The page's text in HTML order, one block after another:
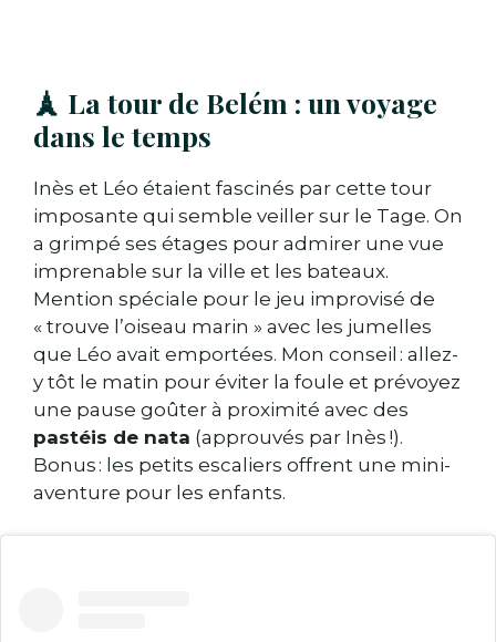
🗼 La tour de Belém : un voyage
dans le temps
Inès et Léo étaient fascinés par cette tour
imposante qui semble veiller sur le Tage. On
a grimpé ses étages pour admirer une vue
imprenable sur la ville et les bateaux.
Mention spéciale pour le jeu improvisé de
« trouve l’oiseau marin » avec les jumelles
que Léo avait emportées. Mon conseil : allez-
y tôt le matin pour éviter la foule et prévoyez
une pause goûter à proximité avec des
pastéis de nata (approuvés par Inès !).
Bonus : les petits escaliers offrent une mini-
aventure pour les enfants.